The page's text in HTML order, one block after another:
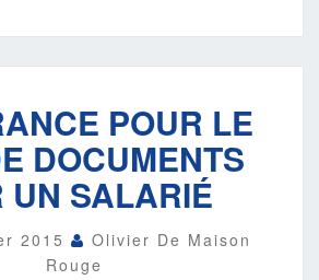
POUR
LE
VOL
DE
DOCUMENTS
UN
SALARIÉ
POUR LE
DOCUMENTS
UN SALARIÉ
2015
Olivier De Maison
Rouge